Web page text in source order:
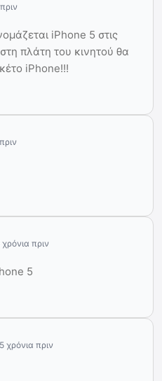
iPhone 5 στις
πλάτη του κινητού θα
iPhone!!!
χρόνια πριν
5
χρόνια πριν